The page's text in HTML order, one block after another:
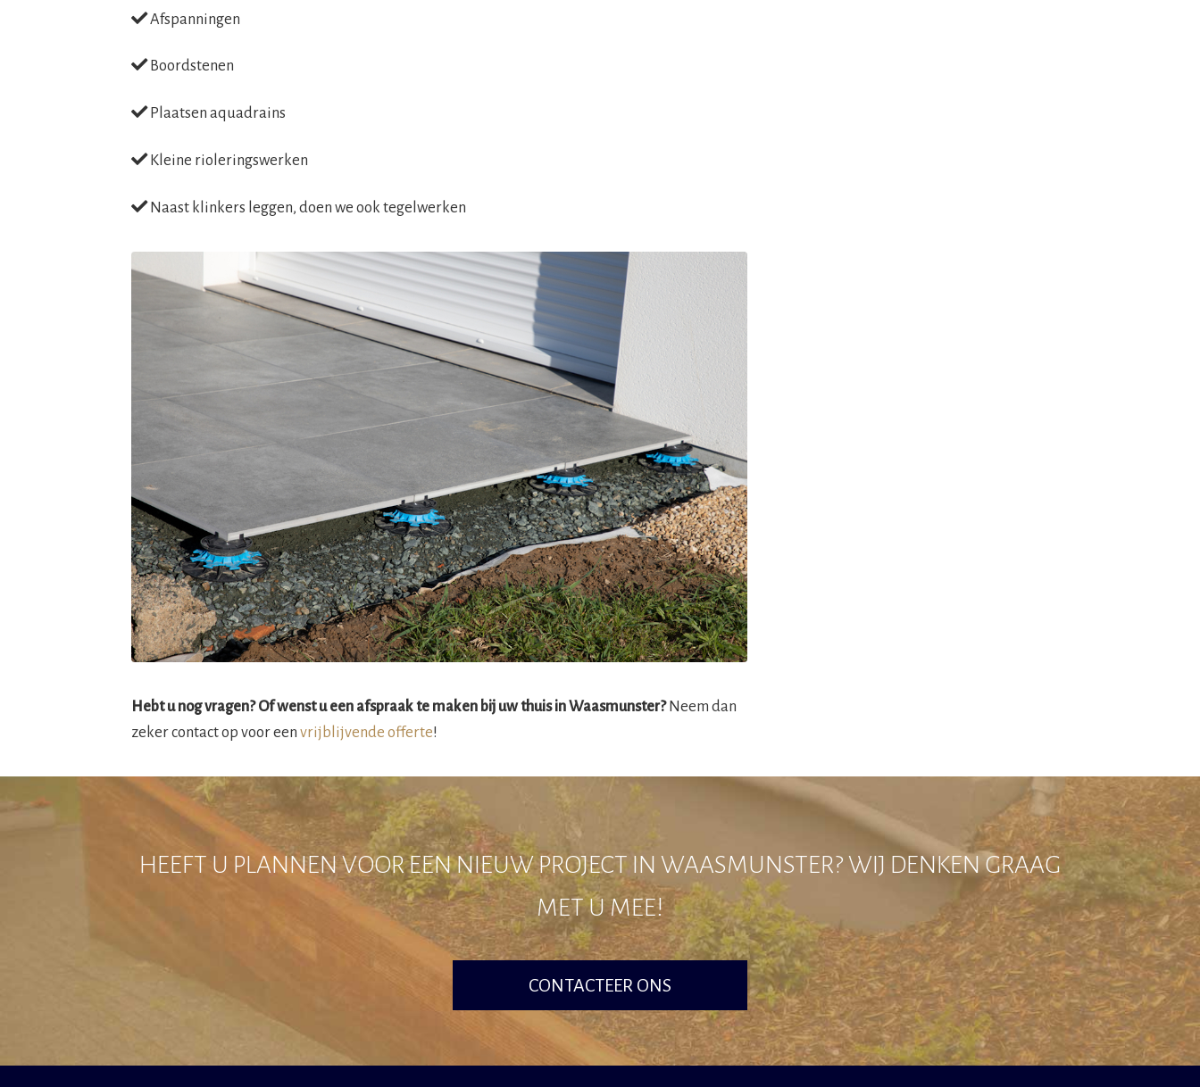
Afspanningen
Boordstenen
Plaatsen aquadrains
Kleine rioleringswerken
Naast klinkers leggen, doen we ook tegelwerken
Hebt u nog vragen? Of wenst u een afspraak te maken bij uw thuis in Waasmunster?Neem dan
zeker contact op voor een vrijblijvende offerte!
HEEFT U PLANNEN VOOR EEN NIEUW PROJECT IN WAASMUNSTER? WIJ DENKEN GRAAG
MET U MEE!
CONTACTEER ONS